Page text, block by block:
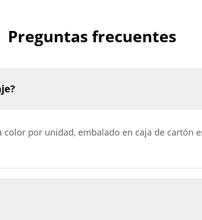
Preguntas frecuentes
por unidad, embalado en caja de cartón